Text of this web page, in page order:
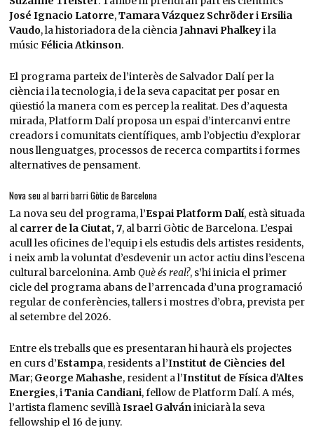
José Ignacio Latorre,Tamara Vázquez Schröderi Ersilia
Vaudo, la historiadora de la ciènciaJahnavi Phalkeyi la
músic Félicia Atkinson.
El programa parteix de l’interès de Salvador Dalí per la
ciència i la tecnologia, i de la seva capacitat per posar en
qüestió la manera com es percep la realitat. Des d’aquesta
mirada, Platform Dalí proposa un espai d’intercanvi entre
creadors i comunitats científiques, amb l’objectiu d’explorar
nous llenguatges, processos de recerca compartits i formes
alternatives de pensament.
Nova seu al barri barri Gòtic de Barcelona
La nova seu del programa, l’Espai Platform Dalí, està situada
al carrer de la Ciutat, 7, al barri Gòtic de Barcelona. L’espai
acull les oficines de l’equip i els estudis dels artistes residents,
i neix amb la voluntat d’esdevenir un actor actiu dins l’escena
cultural barcelonina. Amb Què és real?, s’hi inicia el primer
cicle del programa abans de l’arrencada d’una programació
regular de conferències, tallers i mostres d’obra, prevista per
al setembre del 2026.
Entre els treballs que es presentaran hi haurà els projectes
en curs d’Estampa, residents a l’Institut de Ciències del
Mar; George Mahashe, resident a l’Institut de Física d’Altes
Energies, iTania Candiani, fellow de Platform Dalí. A més,
l’artista flamenc sevillàIsrael Galvániniciarà la seva
fellowship el 16 de juny.